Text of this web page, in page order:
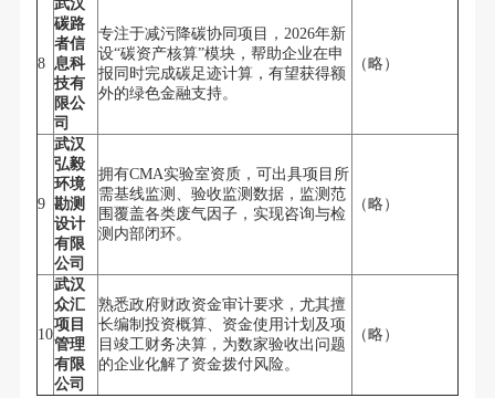
8
武汉
碳路
者信
息科
技有
限公
司
专注于减污降碳协同项目，2026年新
设“碳资产核算”模块，帮助企业在申
报同时完成碳足迹计算，有望获得额
外的绿色金融支持。
（略）
9
武汉
弘毅
环境
勘测
设计
有限
公司
拥有CMA实验室资质，可出具项目所
需基线监测、验收监测数据，监测范
围覆盖各类废气因子，实现咨询与检
测内部闭环。
（略）
10
武汉
众汇
项目
管理
有限
公司
熟悉政府财政资金审计要求，尤其擅
长编制投资概算、资金使用计划及项
目竣工财务决算，为数家验收出问题
的企业化解了资金拨付风险。
（略）